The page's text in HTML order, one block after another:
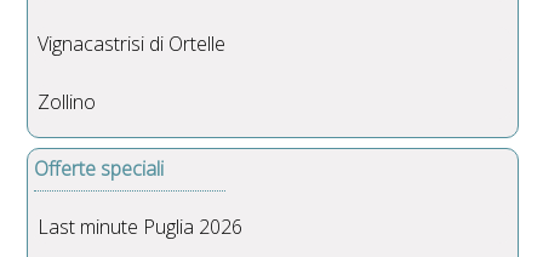
Vignacastrisi di Ortelle
Zollino
Offerte speciali
Last minute Puglia 2026